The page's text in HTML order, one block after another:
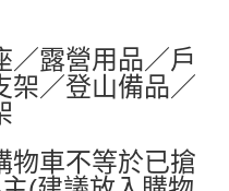
查看運費
／露營用品／戶
架／登山備品／
物車不等於已搶